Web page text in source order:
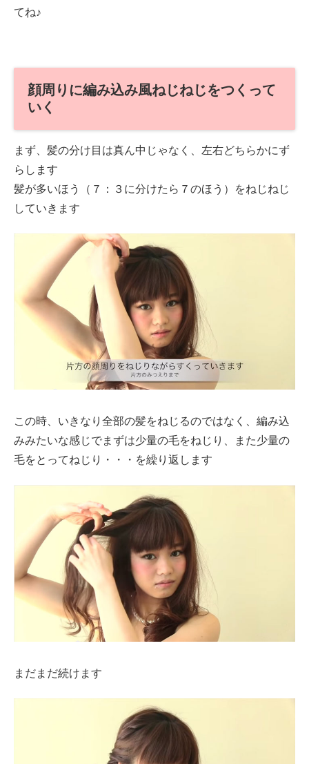
てね♪
顔周りに編み込み風ねじねじをつくって
いく
まず、髪の分け目は真ん中じゃなく、左右どちらかにず
らします
髪が多いほう（７：３に分けたら７のほう）をねじねじ
していきます
この時、いきなり全部の髪をねじるのではなく、編み込
みみたいな感じでまずは少量の毛をねじり、また少量の
毛をとってねじり・・・を繰り返します
まだまだ続けます